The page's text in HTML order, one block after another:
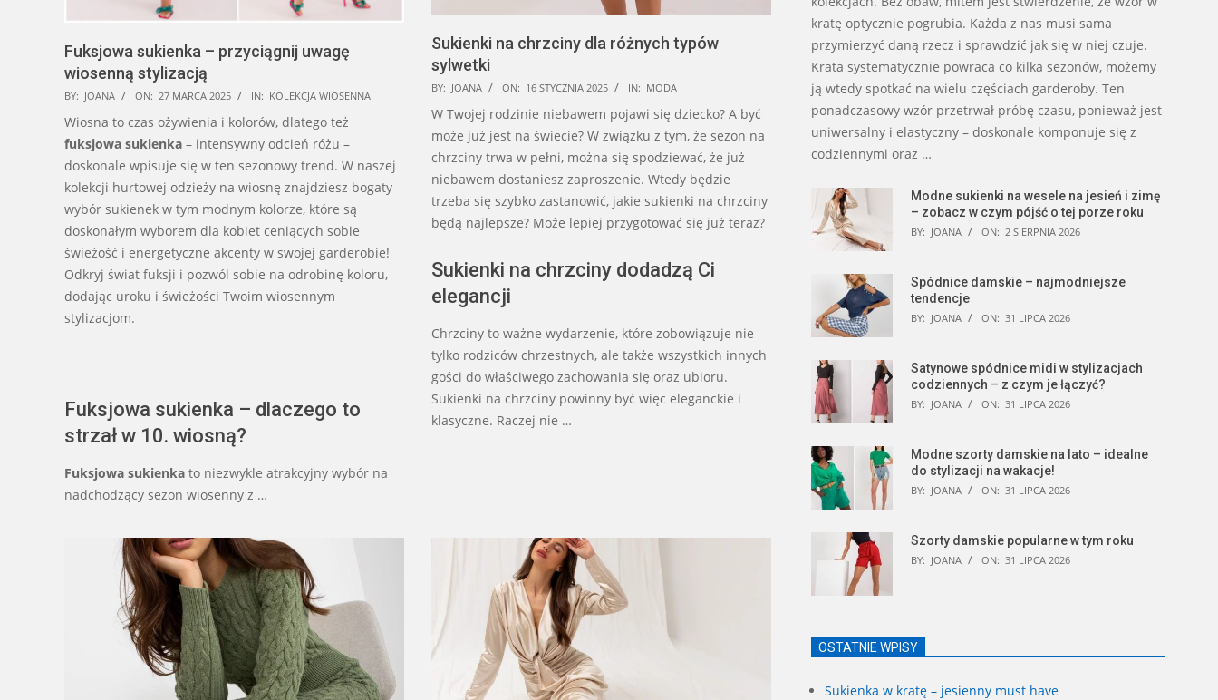
Fuksjowa sukienka – przyciągnij uwagę
wiosenną stylizacją
2025-
03-
27
BY: JOANA ON: 27 MARCA 2025 IN: KOLEKCJA WIOSENNA
Wiosna to czas ożywienia i kolorów, dlatego też
fuksjowa sukienka – intensywny odcień różu –
doskonale wpisuje się w ten sezonowy trend. W naszej
kolekcji hurtowej odzieży na wiosnę znajdziesz bogaty
wybór sukienek w tym modnym kolorze, które są
doskonałym wyborem dla kobiet ceniących sobie
świeżość i energetyczne akcenty w swojej garderobie!
Odkryj świat fuksji i pozwól sobie na odrobinę koloru,
dodając uroku i świeżości Twoim wiosennym
stylizacjom.
Fuksjowa sukienka – dlaczego to
strzał w 10. wiosną?
Fuksjowa sukienka to niezwykle atrakcyjny wybór na
nadchodzący sezon wiosenny z …
Sukienki na chrzciny dla różnych typów
sylwetki
2025-
01-
BY: JOANA ON: 16 STYCZNIA 2025 IN: MODA
W Twojej rodzinie niebawem pojawi się dziecko? A być
może już jest na świecie? W związku z tym, że sezon na
chrzciny trwa w pełni, można się spodziewać, że już
niebawem dostaniesz zaproszenie. Wtedy będzie
trzeba się szybko zastanowić, jakie sukienki na chrzciny
będą najlepsze? Może lepiej przygotować się już teraz?
Sukienki na chrzciny dodadzą Ci
elegancji
Chrzciny to ważne wydarzenie, które zobowiązuje nie
tylko rodziców chrzestnych, ale także wszystkich innych
gości do właściwego zachowania się oraz ubioru.
Sukienki na chrzciny powinny być więc eleganckie i
klasyczne. Raczej nie …
kratę optycznie pogrubia. Każda z nas musi sama
przymierzyć daną rzecz i sprawdzić jak się w niej czuje.
Krata systematycznie powraca co kilka sezonów, możemy
ją wtedy spotkać na wielu częściach garderoby. Ten
ponadczasowy wzór przetrwał próbę czasu, ponieważ jest
uniwersalny i elastyczny – doskonale komponuje się z
codziennymi oraz …
Modne sukienki na wesele na jesień i zimę
– zobacz w czym pójść o tej porze roku
BY: JOANA ON: 2 SIERPNIA 2026
Spódnice damskie – najmodniejsze
tendencje
BY: JOANA ON: 31 LIPCA 2026
Satynowe spódnice midi w stylizacjach
codziennych – z czym je łączyć?
BY: JOANA ON: 31 LIPCA 2026
Modne szorty damskie na lato – idealne
do stylizacji na wakacje!
BY: JOANA ON: 31 LIPCA 2026
Szorty damskie popularne w tym roku
BY: JOANA ON: 31 LIPCA 2026
OSTATNIE WPISY
Sukienka w kratę – jesienny must have